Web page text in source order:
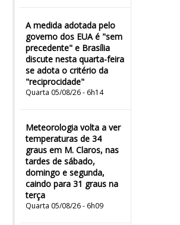
A medida adotada pelo
governo dos EUA é "sem
precedente" e Brasília
discute nesta quarta-feira
se adota o critério da
"reciprocidade"
Quarta 05/08/26 - 6h14
Meteorologia volta a ver
temperaturas de 34
graus em M. Claros, nas
tardes de sábado,
domingo e segunda,
caindo para 31 graus na
terça
Quarta 05/08/26 - 6h09